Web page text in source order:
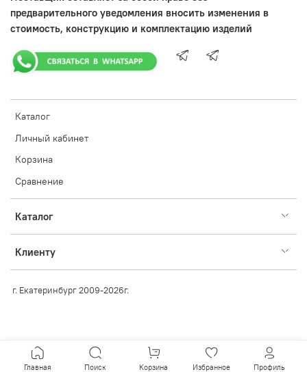
Каталог
Личный кабинет
Корзина
Сравнение
Каталог
Клиенту
предварительного уведомления вносить изменения в
стоимость, конструкцию и комплектацию изделий
г. Екатеринбург 2009-2026г.
Главная Поиск Корзина Избранное Профиль